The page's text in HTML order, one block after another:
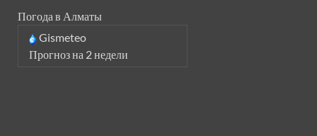
Погода в Алматы
Gismeteo
Прогноз на 2 недели